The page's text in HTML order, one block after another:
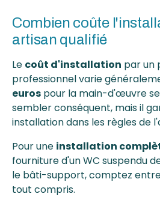
Combien coûte
artisan qualifié
Le coût d'installation par un
professionnel varie
euros pour la main-d'œuvre
sembler conséquent, mais il
installation dans les règles de
Pour une installation
fourniture d'un WC suspendu
le bâti-support, comptez
tout compris.